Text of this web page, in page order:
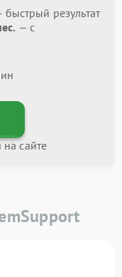
быстрый результат
— с
сайте